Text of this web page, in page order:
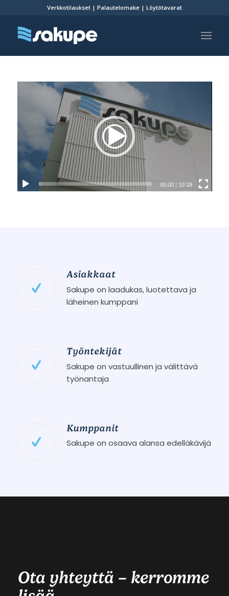
Verkkotilaukset| Palautelomake| Löytötavarat
00:00 | 10:18
Asiakkaat
Sakupe on laadukas, luotettava ja
läheinen kumppani
Työntekijät
Sakupe on vastuullinen ja välittävä
työnantaja
Kumppanit
Sakupe on osaava alansa edelläkävijä
Ota yhteyttä – kerromme